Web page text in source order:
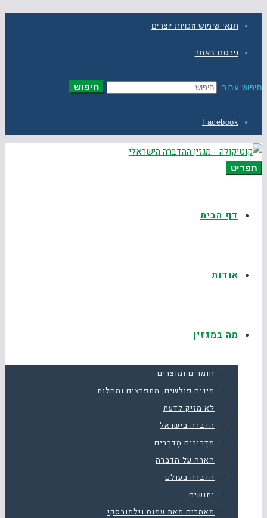
תנאי שימוש וזכויות יוצרים
פרסם באתר
חיפוש עבור: חיפוש
Facebook
תפריט
דף הבית
אודות
מה במגזין
חומרים ומוצרים
מינים פולשים, מתפרצים ומחלות
לא מזיק לדעת
הדברה בישראל
מַדְבִּירִים מְדַבְּרִים
הארה על הדברה
הדברה בעולם
יתושים
מאמרים מאת עמוס וילמובסקי